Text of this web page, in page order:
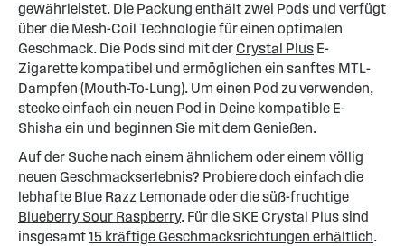
gewährleistet. Die Packung enthält zwei Pods und verfügt
über die Mesh-Coil Technologie für einen optimalen
Geschmack. Die Pods sind mit der Crystal Plus E-
Zigarette kompatibel und ermöglichen ein sanftes MTL-
Dampfen (Mouth-To-Lung). Um einen Pod zu verwenden,
stecke einfach ein neuen Pod in Deine kompatible E-
Shisha ein und beginnen Sie mit dem Genießen.
Auf der Suche nach einem ähnlichem oder einem völlig
neuen Geschmackserlebnis? Probiere doch einfach die
lebhafte Blue Razz Lemonadeoder die süß-fruchtige
Blueberry Sour Raspberry. Für die SKE Crystal Plus sind
insgesamt15 kräftige Geschmacksrichtungen erhältlich.